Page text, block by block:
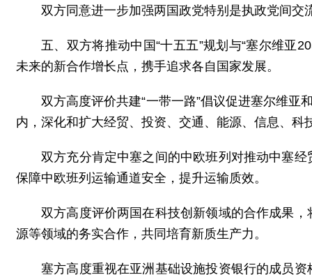
双方同意进一步加强两国政党特别是执政党间交
五、双方将推动中国“十五五”规划与“塞尔维亚
未来的新合作增长点，携手追求各自国家发展。
双方高度评价共建“一带一路”倡议促进塞尔维亚
内，深化和扩大经贸、投资、交通、能源、信息、
双方充分肯定中塞之间的中欧班列对推动中塞
保障中欧班列运输通道安全，提升运输质效。
双方高度评价两国在科技创新领域的合作成果
源等领域的务实合作，共同培育新质生产力。
塞方高度重视在亚洲基础设施投资银行的成员